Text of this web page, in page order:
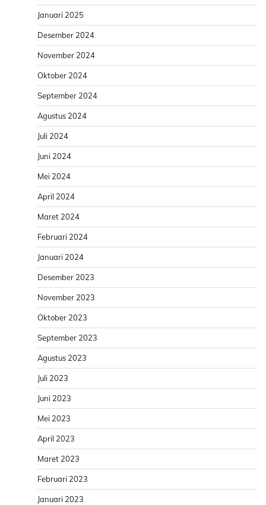
Januari 2025
Desember 2024
November 2024
Oktober 2024
September 2024
Agustus 2024
Juli 2024
Juni 2024
Mei 2024
April 2024
Maret 2024
Februari 2024
Januari 2024
Desember 2023
November 2023
Oktober 2023
September 2023
Agustus 2023
Juli 2023
Juni 2023
Mei 2023
April 2023
Maret 2023
Februari 2023
Januari 2023